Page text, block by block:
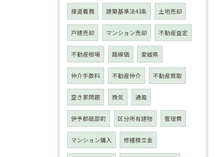
接道義務 建築基準法43条 土地売却
戸建売却 マンション売却 不動産査定
不動産相場 路線価 愛媛県
仲介手数料 不動産仲介 不動産買取
空き家問題 換気 通風
伊予郡砥部町 区分所有建物 管理費
マンション購入 修繕積立金